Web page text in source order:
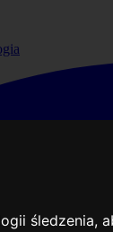
śledzenia,